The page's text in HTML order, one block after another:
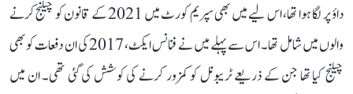
داؤ پر لگا ہوا تھا، اس لیے میں بھی سپریم کورٹ میں 2021 کے قانون کو چیلنج کرنے
والوں میں شامل تھا۔ اس سے پہلے میں نے فنانس ایکٹ، 2017 کی ان دفعات کو بھی
چیلنج کیا تھا جن کے ذریعے ٹریبونل کو کمزور کرنے کی کوشش کی گئی تھی۔ ان میں